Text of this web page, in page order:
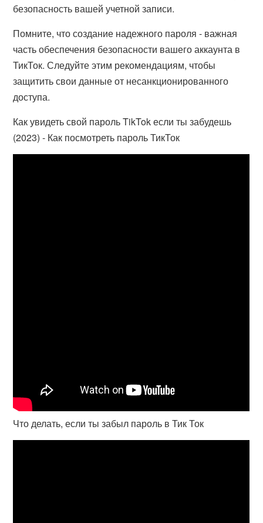
безопасность вашей учетной записи.
Помните, что создание надежного пароля - важная
часть обеспечения безопасности вашего аккаунта в
ТикТок. Следуйте этим рекомендациям, чтобы
защитить свои данные от несанкционированного
доступа.
Как увидеть свой пароль TikTok если ты забудешь
(2023) - Как посмотреть пароль ТикТок
Что делать, если ты забыл пароль в Тик Ток